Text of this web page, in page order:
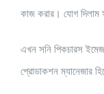
কাজ করার। যোগ দিলাম
এখন সনি পিকচারস
প্রোডাকশন ম্যানেজার